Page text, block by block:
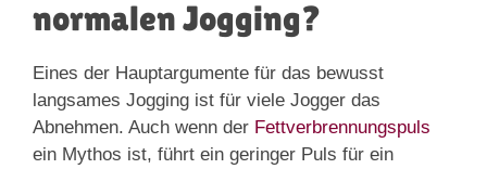
normalen Jogging?
Eines der Hauptargumente für das bewusst
langsames Jogging ist für viele Jogger das
Abnehmen. Auch wenn der Fettverbrennungspuls
ein Mythos ist, führt ein geringer Puls für ein